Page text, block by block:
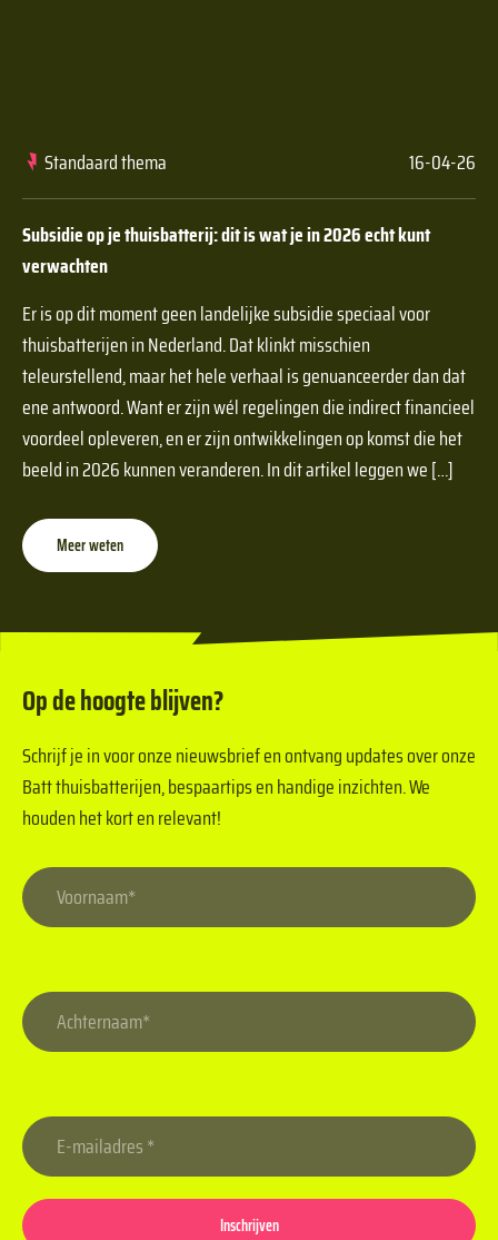
Standaard thema 16-04-26
Subsidie op je thuisbatterij: dit is wat je in 2026 echt kunt
verwachten
Er is op dit moment geen landelijke subsidie speciaal voor
thuisbatterijen in Nederland. Dat klinkt misschien
teleurstellend, maar het hele verhaal is genuanceerder dan dat
ene antwoord. Want er zijn wél regelingen die indirect financieel
voordeel opleveren, en er zijn ontwikkelingen op komst die het
beeld in 2026 kunnen veranderen. In dit artikel leggen we […]
Meer weten
Op de hoogte blijven?
Schrijf je in voor onze nieuwsbrief en ontvang updates over onze
Batt thuisbatterijen, bespaartips en handige inzichten. We
houden het kort en relevant!
Inschrijven